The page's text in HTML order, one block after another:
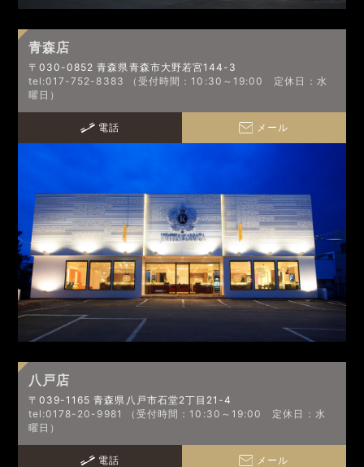
青森店
〒030-0852 青森県青森市大野若宮144-3
tel:017-752-8383 （受付時間：10:30～19:00 定休日：水
曜日）
電話 メール
八戸店
〒039-1165 青森県八戸市石堂2丁目21-4
tel:0178-20-9981 （受付時間：10:30～19:00 定休日：水
曜日）
電話 メール